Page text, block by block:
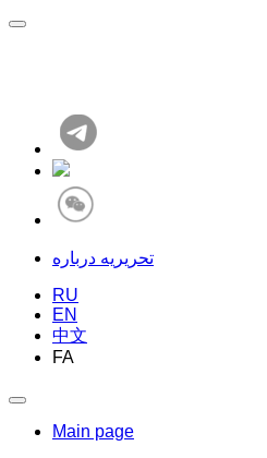
تحریریه درباره
RU
EN
中文
FA
Main page